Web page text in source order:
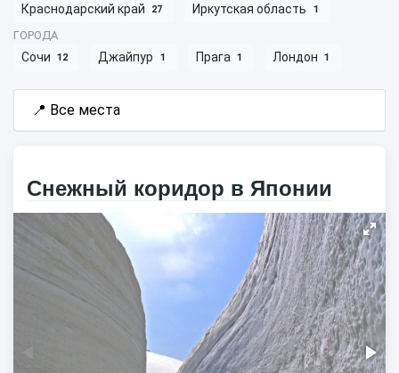
Снежный коридор в Японии
📍 Все места
Краснодарский край 27 Иркутская область 1
ГОРОДА
Сочи 12 Джайпур 1 Прага 1 Лондон 1